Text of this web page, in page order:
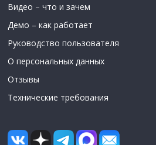
Видео – что и зачем
Демо – как работает
Руководство пользователя
О персональных данных
Отзывы
Технические требования